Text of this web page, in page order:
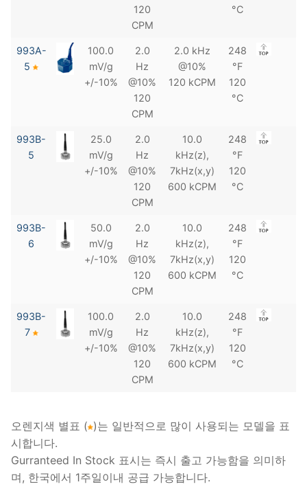
120
CPM
°C
993A-
5
100.0
mV/g
+/-10%
2.0
Hz
@10%
120
CPM
2.0 kHz
@10%
120 kCPM
248
°F
120
°C
993B-
5
25.0
mV/g
+/-10%
2.0
Hz
@10%
120
CPM
10.0
kHz(z),
7kHz(x,y)
600 kCPM
248
°F
120
°C
993B-
6
50.0
mV/g
+/-10%
2.0
Hz
@10%
120
CPM
10.0
kHz(z),
7kHz(x,y)
600 kCPM
248
°F
120
°C
993B-
7
100.0
mV/g
+/-10%
2.0
Hz
@10%
120
CPM
10.0
kHz(z),
7kHz(x,y)
600 kCPM
248
°F
120
°C
오렌지색 별표 ( )는 일반적으로 많이 사용되는 모델을 표
시합니다.
Gurranteed In Stock 표시는 즉시 출고 가능함을 의미하
며, 한국에서 1주일이내 공급 가능합니다.